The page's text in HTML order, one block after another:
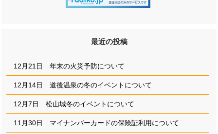
最近の投稿
12月21日 年末の火災予防について
12月14日 道後温泉の冬のイベントについて
12月7日 松山城冬のイベントについて
11月30日 マイナンバーカードの保険証利用について